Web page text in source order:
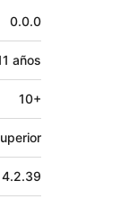
0.0.0
años
10+
4.2.39